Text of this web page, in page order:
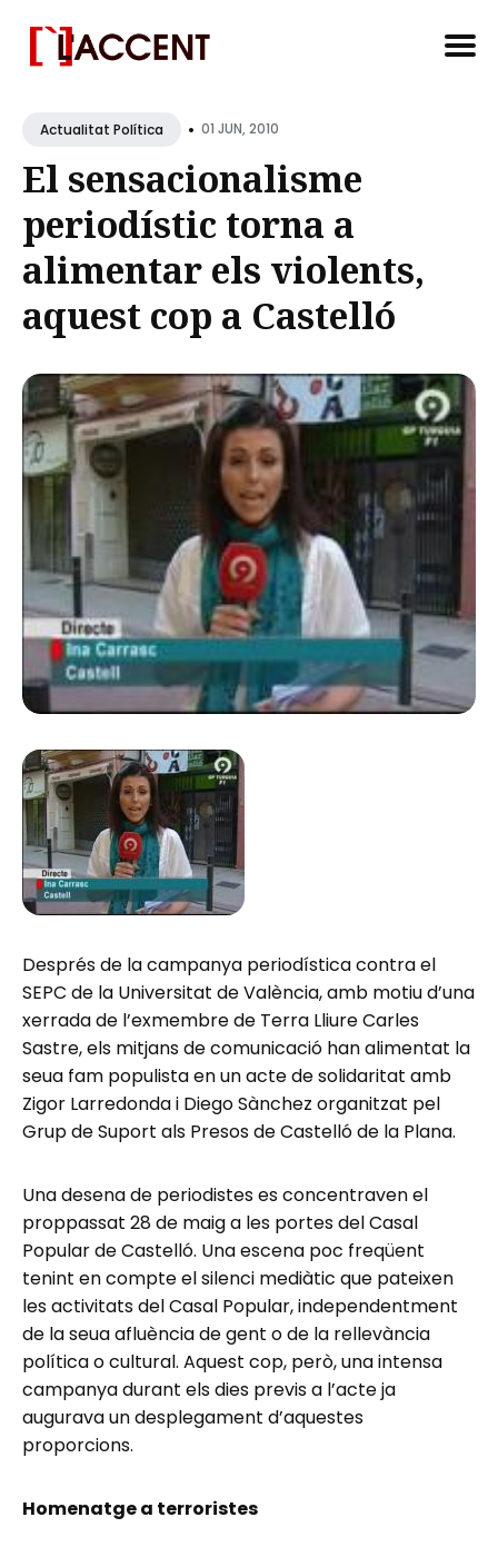
for
Blog
Actualitat Política • 01 JUN, 2010
El sensacionalisme
periodístic torna a
alimentar els violents,
aquest cop a Castelló
Després de la campanya periodística contra el
SEPC de la Universitat de València, amb motiu d’una
xerrada de l’exmembre de Terra Lliure Carles
Sastre, els mitjans de comunicació han alimentat la
seua fam populista en un acte de solidaritat amb
Zigor Larredonda i Diego Sànchez organitzat pel
Grup de Suport als Presos de Castelló de la Plana.
Una desena de periodistes es concentraven el
proppassat 28 de maig a les portes del Casal
Popular de Castelló. Una escena poc freqüent
tenint en compte el silenci mediàtic que pateixen
les activitats del Casal Popular, independentment
de la seua afluència de gent o de la rellevància
política o cultural. Aquest cop, però, una intensa
campanya durant els dies previs a l’acte ja
augurava un desplegament d’aquestes
proporcions.
Homenatge a terroristes